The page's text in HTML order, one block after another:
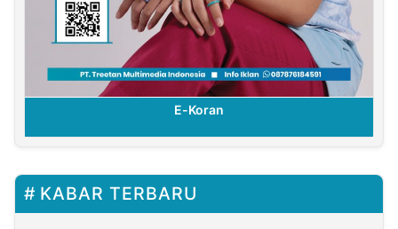
E-Koran
KABAR TERBARU